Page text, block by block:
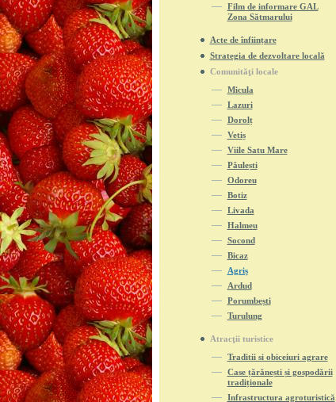
Film de informare GAL
Zona Sătmarului
Acte de înființare
Strategia de dezvoltare locală
Comunităţi locale
Micula
Lazuri
Dorolț
Vetiș
Viile Satu Mare
Păulești
Odoreu
Botiz
Livada
Halmeu
Socond
Bicaz
Agriș
Ardud
Porumbești
Turulung
Atracţii turistice
Traditii si obiceiuri agrare
Case țărănești și gospodării
tradiționale
Infrastructura agroturistică